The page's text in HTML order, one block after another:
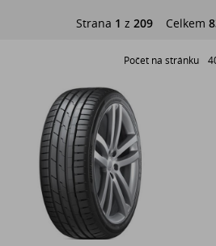
Strana 1 z 209Celkem
Počet na stránku